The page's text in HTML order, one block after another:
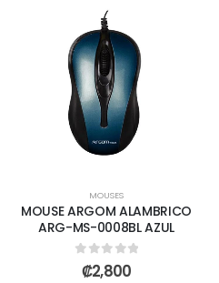
MOUSES
MOUSE ARGOM ALAMBRICO
ARG-MS-0008BL AZUL
out of 5
₡2,800